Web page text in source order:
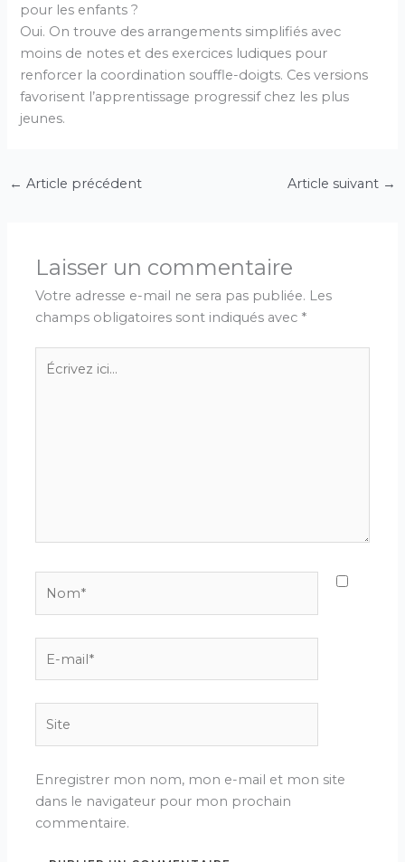
pour les enfants ?
Oui. On trouve des arrangements simplifiés avec
moins de notes et des exercices ludiques pour
renforcer la coordination souffle-doigts. Ces versions
favorisent l’apprentissage progressif chez les plus
jeunes.
← Article précédent Article suivant →
Laisser un commentaire
Votre adresse e-mail ne sera pas publiée. Les
champs obligatoires sont indiqués avec *
Écrivez
mail*
Enregistrer mon nom, mon e-mail et mon site
dans le navigateur pour mon prochain
commentaire.